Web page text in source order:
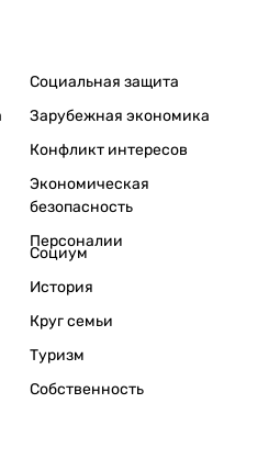
Социальная защита
Зарубежная экономика
Конфликт интересов
Экономическая
безопасность
Персоналии
Социум
История
Круг семьи
Туризм
Собственность